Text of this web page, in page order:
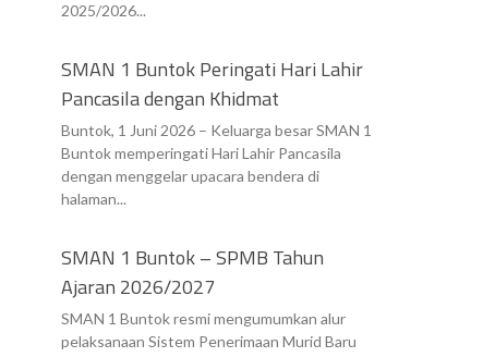
2025/2026...
SMAN 1 Buntok Peringati Hari Lahir
Pancasila dengan Khidmat
Buntok, 1 Juni 2026 – Keluarga besar SMAN 1
Buntok memperingati Hari Lahir Pancasila
dengan menggelar upacara bendera di
halaman...
SMAN 1 Buntok – SPMB Tahun
Ajaran 2026/2027
SMAN 1 Buntok resmi mengumumkan alur
pelaksanaan Sistem Penerimaan Murid Baru